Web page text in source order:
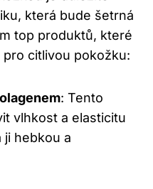
která bude šetrná
top produktů, které
citlivou pokožku:
: Tento
vlhkost a elasticitu
ji hebkou a